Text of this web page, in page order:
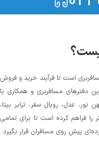
است تا فرآیند خرید و فروش
دفترهای مسافربری و همکاری با
عدل، رویال سفر، ترابر بیتا،
را فراهم کرده است تا برای تمامی
پیش روی مسافران قرار بگیرد